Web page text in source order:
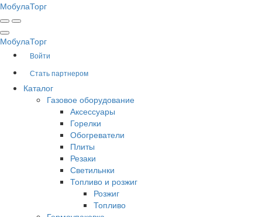
МобулаТорг
МобулаТорг
Войти
Стать партнером
Каталог
Газовое оборудование
Аксессуары
Горелки
Обогреватели
Плиты
Резаки
Светильнки
Топливо и розжиг
Розжиг
Топливо